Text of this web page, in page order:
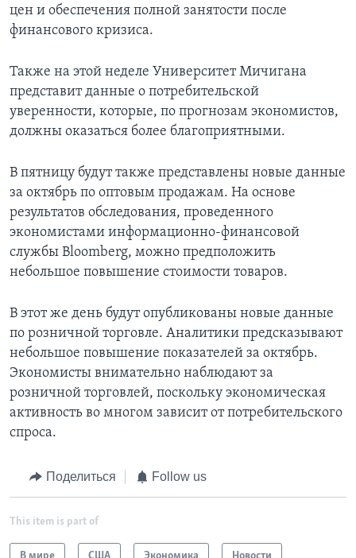
цен и обеспечения полной занятости после
финансового кризиса.
Также на этой неделе Университет Мичигана
представит данные о потребительской
уверенности, которые, по прогнозам экономистов,
должны оказаться более благоприятными.
В пятницу будут также представлены новые данные
за октябрь по оптовым продажам. На основе
результатов обследования, проведенного
экономистами информационно-финансовой
службы Bloomberg, можно предположить
небольшое повышение стоимости товаров.
В этот же день будут опубликованы новые данные
по розничной торговле. Аналитики предсказывают
небольшое повышение показателей за октябрь.
Экономисты внимательно наблюдают за
розничной торговлей, поскольку экономическая
активность во многом зависит от потребительского
спроса.
Поделиться Follow us
This item is part of